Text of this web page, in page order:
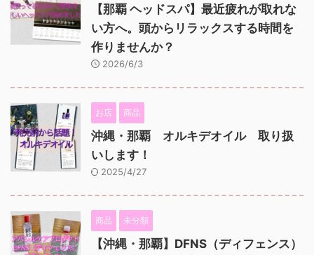
【那覇 ヘッドスパ】最近疲れが取れな
い方へ。頭からリラックスする時間を
作りませんか？
2026/6/3
お店 商品
沖縄・那覇 オルキデオイル 取り扱
いします！
2025/4/27
商品 未分類
【沖縄・那覇】DFNS（ディフェンス）